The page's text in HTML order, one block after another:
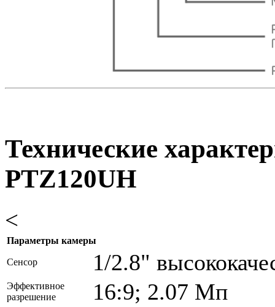
Технические
PTZ120UH
<
Параметры камеры
Сенсор 1/2.8"
Эффективное
разрешение
16:9; 2.07 Мп